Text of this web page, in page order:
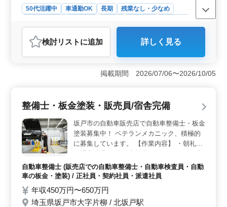
50代活躍中 車通勤OK 長期
残業なし・少なめ
おすすめポイント
＜働きやすい環境＞ 当店では、残業が少なく、仕事と
プライベートの両立がしやすい環境です。交通費も全額
支給されるので、通勤にかかる負担も軽減されます。さ
＞ 当店では、50代以上のスタッフが多数活躍していま
す。年齢を理由に不採用されることは一切ありません。
経験豊富な方々と共に仕事をすることで、技術や知識を
共有し合いながら、スキルアップを図ることが可能で
す。 ＜豊富な経験が活かせる仕事＞ 自動車整備士
としての経験が5年以上ある方を求めています。当店で
は、お客様のニーズに合わせた高品質なサービスを提供
することが重要視されており、経験豊富なスタッフの知
識と技術が求められます。
検討リスト に追加 詳しく見る
掲載期間 2026/07/06〜2026/10/05
整備士・板金塗装・販売員/宿舎完備
坂戸市の自動車販売店で自動車整備士・板金
塗装募集中！ ベテランメカニック、積極的
に募集しています。 【作業内容】 ・朝礼と
工場内清掃 ・自動車整備、メンテンス ・車
検整備 ・定期点検 ・鈑金／塗装一式 ・用品
取り付け ・新車／中古車の斡旋及び販売 他
す。 アットホームで働きやすい企業です。
自動車整備士 (販売店での自動車整備士・自動車検査員・自動
車の板金・塗装) / 正社員・契約社員・派遣社員
年収450万円〜650万円
埼玉県坂戸市大字片柳 / 北坂戸駅